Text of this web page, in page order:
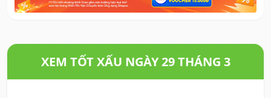
XEM TỐT XẤU NGÀY 29 THÁNG 3